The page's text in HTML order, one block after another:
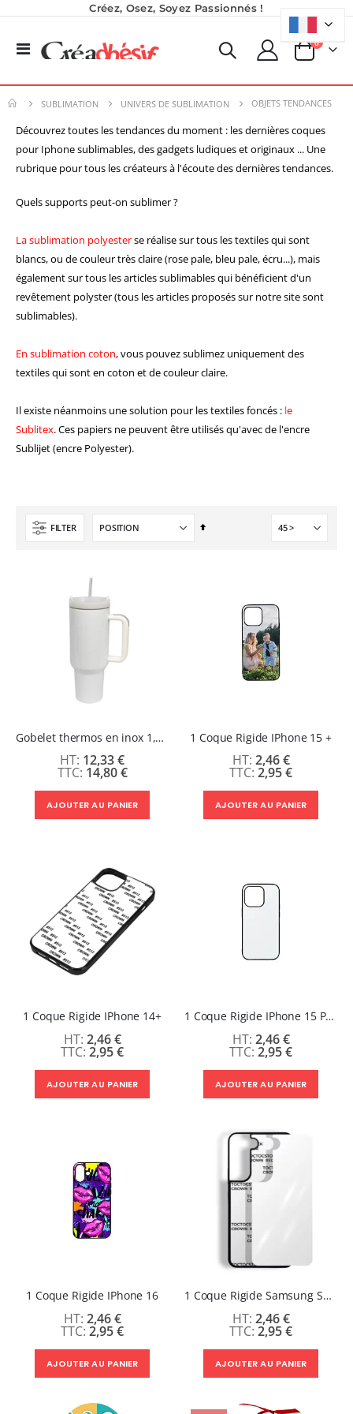
Créez, Osez, Soyez Passionnés !
Basculer
Panier
0produits
SUBLIMATION UNIVERS DE SUBLIMATION OBJETS TENDANCES
Découvrez toutes les tendances du moment : les dernières coques
pour Iphone sublimables, des gadgets ludiques et originaux ... Une
rubrique pour tous les créateurs à l'écoute des dernières tendances.
Quels supports peut-on sublimer ?
La sublimation polyesterse réalise sur tous les textiles qui sont
blancs, ou de couleur très claire (rose pale, bleu pale, écru...), mais
également sur tous les articles sublimables qui bénéficient d'un
revêtement polyster (tous les articles proposés sur notre site sont
sublimables).
En sublimation coton, vous pouvez sublimez uniquement des
textiles qui sont en coton et de couleur claire.
Il existe néanmoins une solution pour les textiles foncés : le
Sublitex.Ces papiers ne peuvent être utilisés qu'avec de l'encre
Sublijet (encre Polyester).
FILTER
Par
Gobelet thermos en inox 1,2 L sublimable – Blanc brillant avec anse et paille (40oz)
14,80 €
12,33 €
AJOUTER AU PANIER
1 Coque Rigide IPhone 15 +
2,95 €
2,46 €
AJOUTER AU PANIER
1 Coque Rigide IPhone 14+
2,95 €
2,46 €
AJOUTER AU PANIER
1 Coque Rigide IPhone 15 Pro max
2,95 €
2,46 €
AJOUTER AU PANIER
1 Coque Rigide IPhone 16
2,95 €
2,46 €
AJOUTER AU PANIER
1 Coque Rigide Samsung S25 +
2,95 €
2,46 €
AJOUTER AU PANIER
0,00 €
9,50 €
7,92 €
À partir de 6,50 €
Rating:
0%
289,00 €
8 990,00 €
1 621,14 €
1 350,95 €